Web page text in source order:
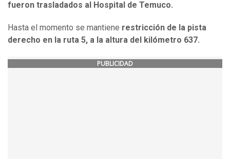
fueron trasladados al Hospital de Temuco.
Hasta el momento se mantiene restricción de la pista
derecho en la ruta 5, a la altura del kilómetro 637.
PUBLICIDAD